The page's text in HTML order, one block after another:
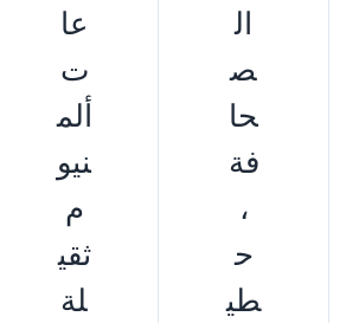
ال
ص
حا
فة
،
ح
طي
عا
ت
ألم
نيو
م
ثقي
لة